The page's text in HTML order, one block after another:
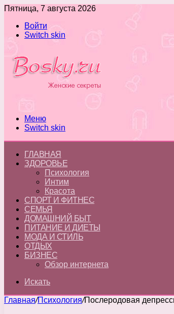
Пятница, 7 августа 2026
Войти
Switch skin
Меню
Switch skin
ГЛАВНАЯ
ЗДОРОВЬЕ
Психология
Интим
Красота
СПОРТ И ФИТНЕС
СЕМЬЯ
ДОМАШНИЙ БЫТ
ПИТАНИЕ И ДИЕТЫ
МОДА И СТИЛЬ
ОТДЫХ
БИЗНЕС
Обзор интернета
Искать
Главная/Психология/Послеродовая